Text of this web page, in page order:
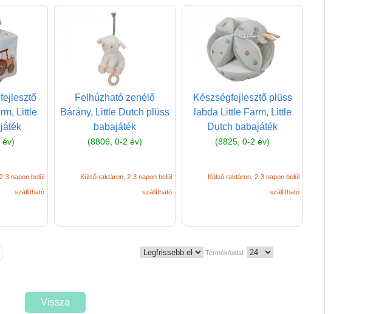
Little
év)
3 napon belül
szállítható
Felhúzható zenélő
Bárány, Little Dutch plüss
babajáték
(8806, 0-2 év)
Külső raktáron, 2-3 napon belül
szállítható
Készségfejlesztő plüss
labda Little Farm, Little
Dutch babajáték
(8825, 0-2 év)
Külső raktáron, 2-3 napon belül
szállítható
Termék/oldal:
Vissza
Logikai játékok
LOGICO
LÜK
Magyar játékok
Montessori játékok
Mozgásfejlesztő játékok
Okos partijátékok
Pixelhobby
Puzzle